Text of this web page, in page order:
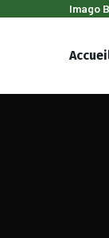
Imago